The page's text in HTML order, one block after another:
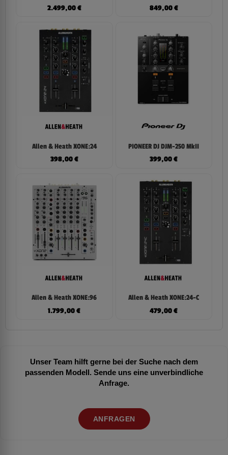
2.499,00€
849,00€
Allen & Heath XONE:24
398,00€
PIONEER DJ DJM-250 MkII
399,00€
Allen & Heath XONE:96
1.799,00€
Allen & Heath XONE:24-C
479,00€
Unser Team hilft gerne bei der Suche nach dem
passenden Modell. Sende uns eine unverbindliche
Anfrage.
ANFRAGEN